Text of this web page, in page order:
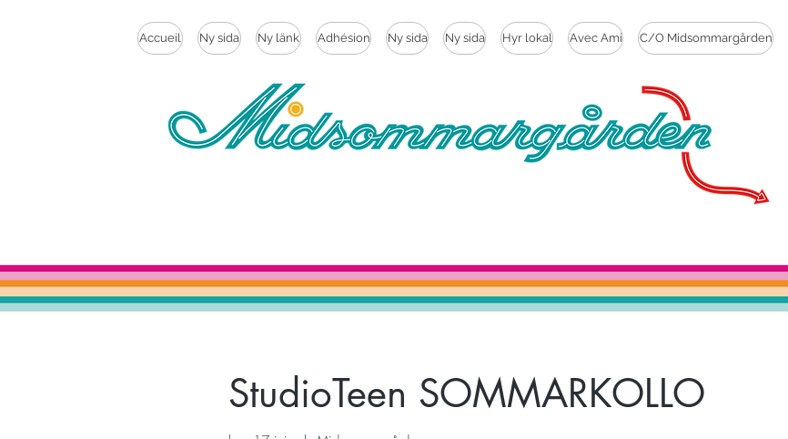
Accueil Ny sida Ny länk Adhésion Ny sida Ny sida Hyr lokal Avec Ami C/O Midsommargården
StudioTeen SOMMARKOLLO